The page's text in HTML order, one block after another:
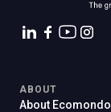
ABOUT
About Ecomondo